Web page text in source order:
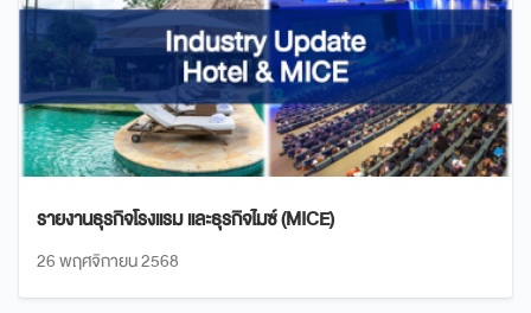
รายงานธุรกิจโรงแรม และธุรกิจไมซ์ (MICE)
26 พฤศจิกายน 2568